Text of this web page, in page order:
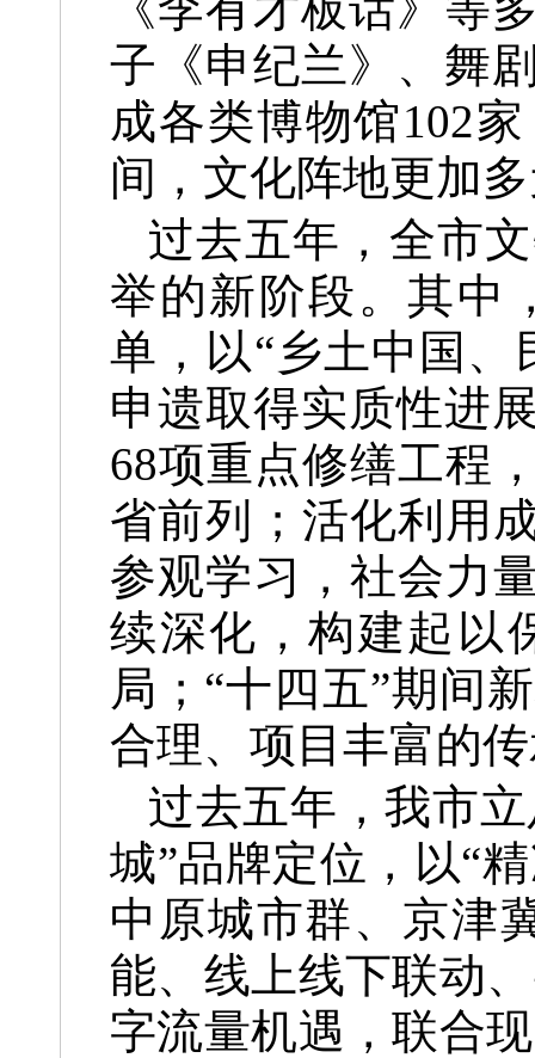
子《申纪兰》、舞
成各类博物馆102
间，文化阵地更加
过去五年，全市
举的新阶段。其中
单，以“乡土中国
申遗取得实质性进
68项重点修缮工程
省前列；活化利用
参观学习，社会力
续深化，构建起以
局；“十四五”期间
合理、项目丰富的
过去五年，我市
城”品牌定位，以“
中原城市群、京津
能、线上线下联动
字流量机遇，联合